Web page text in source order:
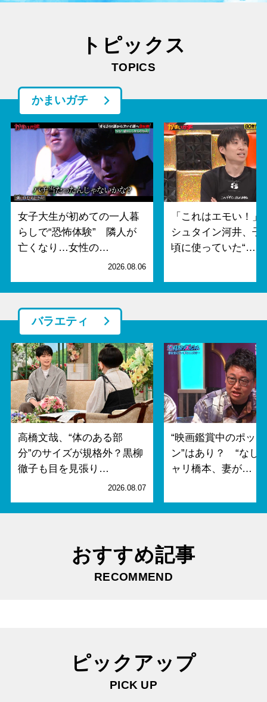
トピックス
TOPICS
かまいガチ
女子大生が初めての一人暮
らしで“恐怖体験” 隣人が
亡くなり…女性の…
2026.08.06
「これはエモい！」
シュタイン河井、子
頃に使っていた“…
バラエティ
高橋文哉、“体のある部
分”のサイズが規格外？黒柳
徹子も目を見張り…
2026.08.07
“映画鑑賞中のポッ
ン”はあり？ “なし
ャリ橋本、妻が…
おすすめ記事
RECOMMEND
ピックアップ
PICK UP